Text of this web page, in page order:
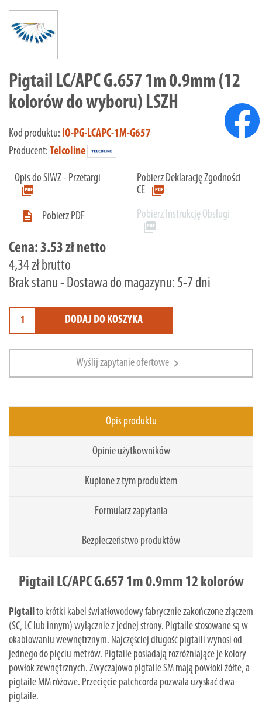
Pigtail LC/APC G.657 1m 0.9mm (12
kolorów do wyboru) LSZH
Kod produktu: IO-PG-LCAPC-1M-G657
Producent: Telcoline
Opis do SIWZ - Przetargi
picture_as_pdf
Pobierz Deklarację Zgodności
CE picture_as_pdf

Pobierz PDF Pobierz Instrukcję Obsługi
picture_as_pdf
Cena:3.53 zł netto
4,34 zł brutto
Brak stanu - Dostawa do magazynu: 5-7 dni
DODAJ DO KOSZYKA
Wyślij zapytanie ofertowe chevron_right
Opis produktu
Opinie użytkowników
Kupione z tym produktem
Formularz zapytania
Bezpieczeństwo produktów
Pigtail LC/APC G.657 1m 0.9mm 12 kolorów
Pigtailto krótki kabel światłowodowy fabrycznie zakończone złączem
(SC, LC lub innym) wyłącznie z jednej strony. Pigtaile stosowane są w
okablowaniu wewnętrznym. Najczęściej długość pigtaili wynosi od
jednego do pięciu metrów. Pigtaile posiadają rozróżniające je kolory
powłok zewnętrznych. Zwyczajowo pigtaile SM mają powłoki żółte, a
pigtaile MM różowe. Przecięcie patchcorda pozwala uzyskać dwa
pigtaile.